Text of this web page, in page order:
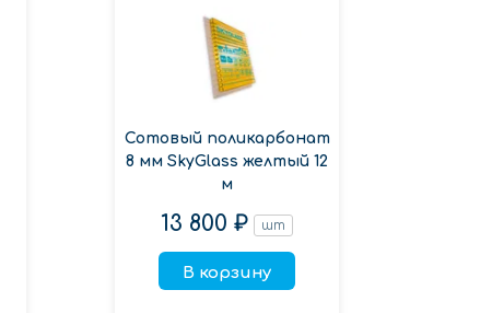
Сотовый поликарбонат
8 мм SkyGlass желтый 12
м
13 800 ₽ шт
В корзину